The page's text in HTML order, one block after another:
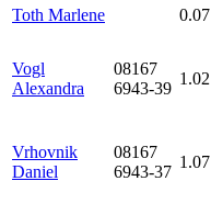
Toth Marlene
0.07
Vogl
Alexandra
08167
6943-39
1.02
Vrhovnik
Daniel
08167
6943-37
1.07